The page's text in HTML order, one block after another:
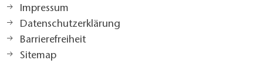
Impressum
Datenschutzerklärung
Barrierefreiheit
Sitemap